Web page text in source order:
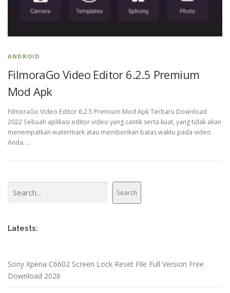
ANDROID
FilmoraGo Video Editor 6.2.5 Premium
Mod Apk
FilmoraGo Video Editor 6.2.5 Premium Mod Apk Terbaru Download
2022 Sebuah aplikasi editor video yang cantik serta kuat, yang tidak akan
menempatkan watermark atau memberikan batas waktu pada video
Anda. …
Search
Latests:
Sony Xperia C6602 Screen Lock Reset File Full Version Free
Download 2026